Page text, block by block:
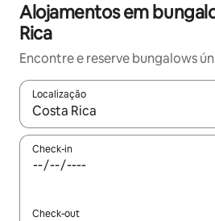
Alojamentos em
Rica
Encontre e reserve bungalows
Localização
Quando os resultados estiverem
Check-in
Check-out